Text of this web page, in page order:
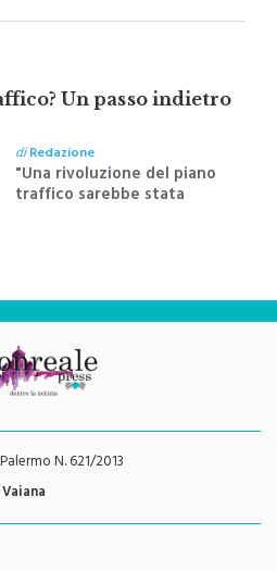
Festa del Santissimo
Un passo indietro
diRedazione
"Una rivoluzione del piano
traffico sarebbe stata
N. 621/2013